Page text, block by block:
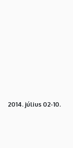
2014. július 02-10.